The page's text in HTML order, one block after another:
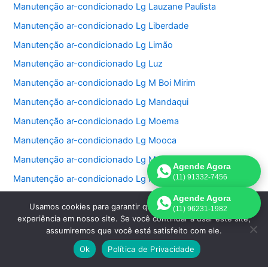
Manutenção ar-condicionado Lg Lauzane Paulista
Manutenção ar-condicionado Lg Liberdade
Manutenção ar-condicionado Lg Limão
Manutenção ar-condicionado Lg Luz
Manutenção ar-condicionado Lg M Boi Mirim
Manutenção ar-condicionado Lg Mandaqui
Manutenção ar-condicionado Lg Moema
Manutenção ar-condicionado Lg Mooca
Manutenção ar-condicionado Lg Morumbi
Manutenção ar-condicionado Lg Pacaembu
Manutenção ar-condicionado Lg Paineiras do Morumbi
Manutenção ar-condicionado Lg Vila Sônia
Manutenção ar-condicionado Lg Vila Tramontano
Manutenção ar-condicionado Lg Pari
Agende Agora
(11) 91332-7456
Agende Agora
(11) 96231-1982
Usamos cookies para garantir que oferecemos a melhor
experiência em nosso site. Se você continuar a usar este site,
assumiremos que você está satisfeito com ele.
Ok
Política de Privacidade